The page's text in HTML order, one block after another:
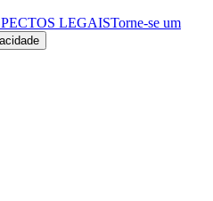
LEGAISTorne-se um